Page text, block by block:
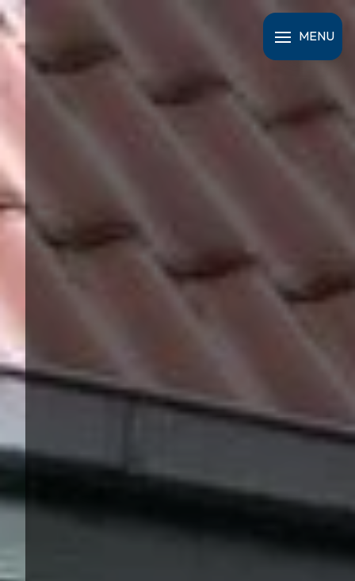
MENU
Panneau de gestion des cookies